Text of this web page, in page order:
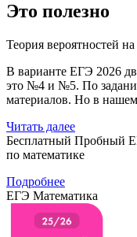
Это полезно
Теория вероятностей
В варианте ЕГЭ 2026
это №4 и №5. По
материалов. Но в
Читать далее
Бесплатный Пробный
по математике
Подробнее
ЕГЭ Математика